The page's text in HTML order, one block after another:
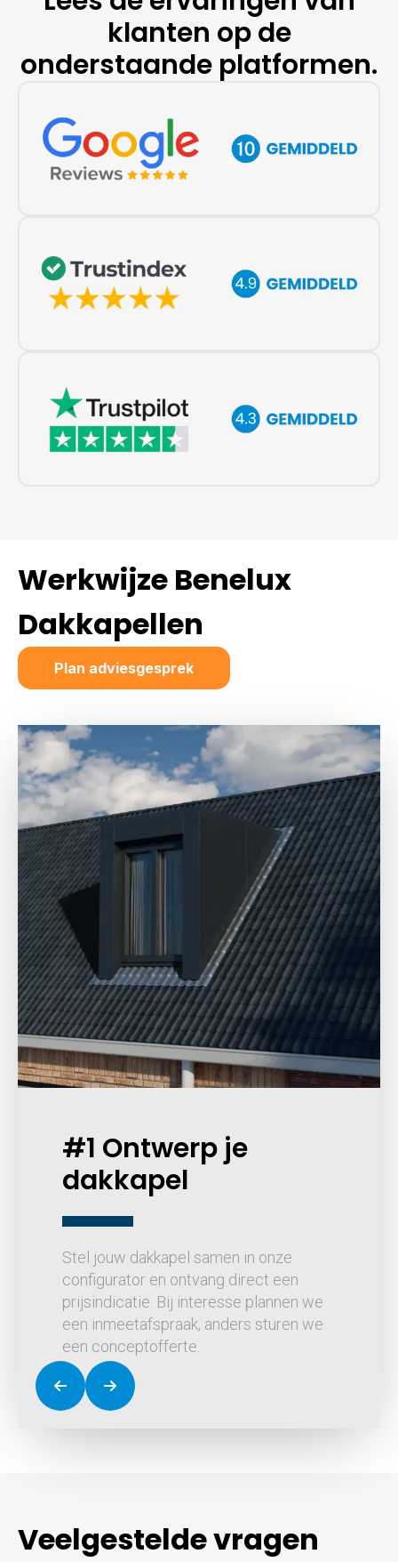
klanten op de
onderstaande platformen.
Werkwijze Benelux
Dakkapellen
Plan adviesgesprek
#1 Ontwerp je
dakkapel
Stel jouw dakkapel samen in onze
configurator en ontvang direct een
prijsindicatie. Bij interesse plannen we
een inmeetafspraak, anders sturen we
een conceptofferte.
Veelgestelde vragen